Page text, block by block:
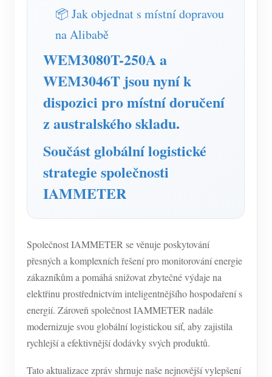
Aplikace
Monitor energie solárního FV systému
Monitor spotřeby elektřiny
Řídicí systém PV ohřívače
Automatizace domácnosti
Zdroje
Rychlý start produktu
Zprávy
Společenství
Vývojář
Program odměn
Kontakt
O nás
📦 Jak objednat s místní dopravou
na Alibabě
WEM3080T-250A a
WEM3046T jsou nyní k
dispozici pro místní doručení
z australského skladu.
Součást globální logistické
strategie společnosti
IAMMETER
Společnost IAMMETER se věnuje poskytování
přesných a komplexních řešení pro monitorování energie
zákazníkům a pomáhá snižovat zbytečné výdaje na
elektřinu prostřednictvím inteligentnějšího hospodaření s
energií. Zároveň společnost IAMMETER nadále
modernizuje svou globální logistickou síť, aby zajistila
rychlejší a efektivnější dodávky svých produktů.
Tato aktualizace zpráv shrnuje naše nejnovější vylepšení